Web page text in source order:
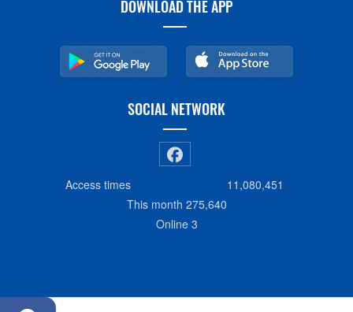
DOWNLOAD THE APP
SOCIAL NETWORK
11,080,451
275,640